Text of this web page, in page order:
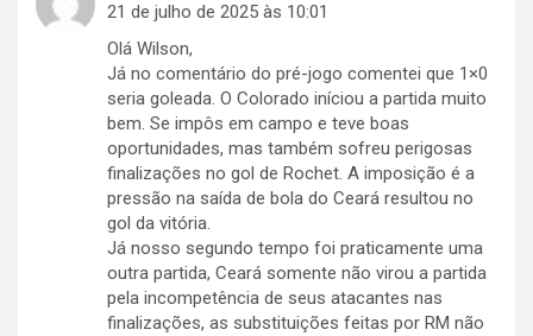
21 de julho de 2025 às 10:01
Olá Wilson,
Já no comentário do pré-jogo comentei que 1×0
seria goleada. O Colorado iníciou a partida muito
bem. Se impôs em campo e teve boas
oportunidades, mas também sofreu perigosas
finalizações no gol de Rochet. A imposição é a
pressão na saída de bola do Ceará resultou no
gol da vitória.
Já nosso segundo tempo foi praticamente uma
outra partida, Ceará somente não virou a partida
pela incompetência de seus atacantes nas
finalizações, as substituições feitas por RM não